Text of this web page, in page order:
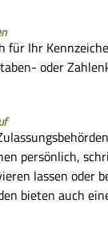
für Ihr
oder
persönlich,
lassen oder
bieten auch